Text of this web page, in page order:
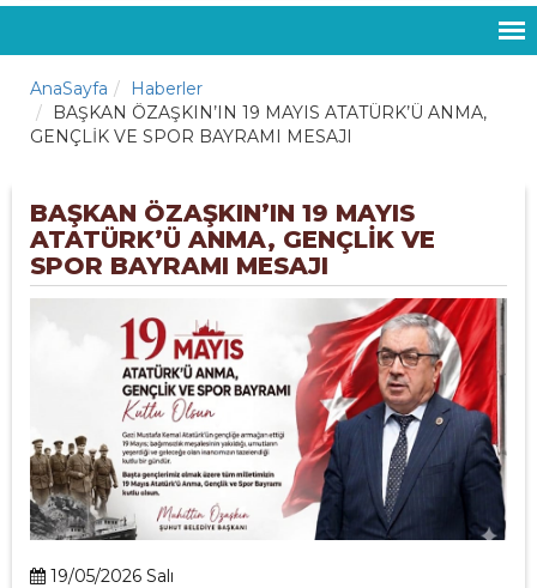
AnaSayfa
Haberler
BAŞKAN ÖZAŞKIN’IN 19 MAYIS ATATÜRK’Ü ANMA,
GENÇLİK VE SPOR BAYRAMI MESAJI
BAŞKAN ÖZAŞKIN’IN 19 MAYIS
ATATÜRK’Ü ANMA, GENÇLİK VE
SPOR BAYRAMI MESAJI
19/05/2026 Salı